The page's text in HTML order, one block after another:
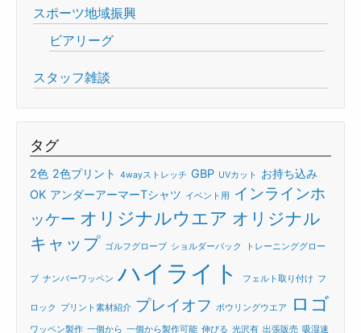
スポーツ地域振興
ビアリーグ
スタッフ雑談
タグ
2色 2色プリント 4wayストレッチ GBP UVカット
お持ち込み
OK アンダーアーマーTシャツ イベント用
インラインホ
ッケー オリジナルウエア オリジナル
キャップ ゴルフグローブ ショルダーバック トレーニンググロー
ブ ナンバーワッペン ハイライト フェルト取り付け フ
ロック プリント素材紹介 プレイオフ ボウリングウエア ロゴ
ワッペン製作 一個から 一個から製作可能 伸びる 光沢有 出張販売 吸湿速